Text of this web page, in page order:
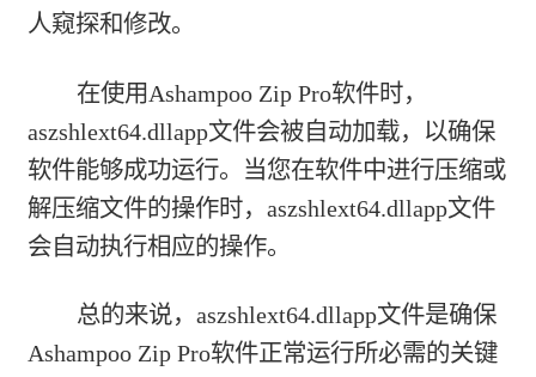
人窥探和修改。
在使用Ashampoo Zip Pro软件时，
aszshlext64.dllapp文件会被自动加载，以确保
软件能够成功运行。当您在软件中进行压缩或
解压缩文件的操作时，aszshlext64.dllapp文件
会自动执行相应的操作。
总的来说，aszshlext64.dllapp文件是确保
Ashampoo Zip Pro软件正常运行所必需的关键